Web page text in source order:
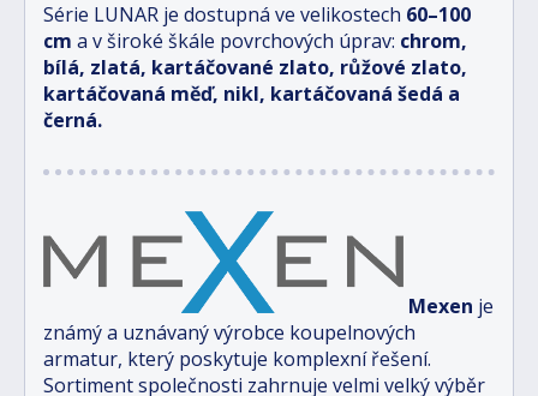
Série LUNAR je dostupná ve velikostech 60–100
cm a v široké škále povrchových úprav: chrom,
bílá, zlatá, kartáčované zlato, růžové zlato,
kartáčovaná měď, nikl, kartáčovaná šedá a
černá.
Mexen je
známý a uznávaný výrobce koupelnových
armatur, který poskytuje komplexní řešení.
Sortiment společnosti zahrnuje velmi velký výběr